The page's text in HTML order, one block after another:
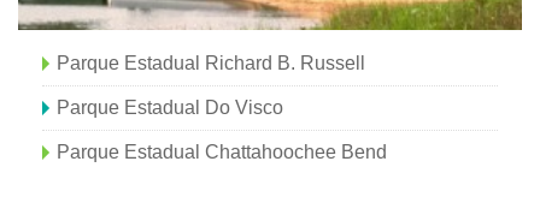
Parque Estadual Richard B. Russell
Parque Estadual Do Visco
Parque Estadual Chattahoochee Bend